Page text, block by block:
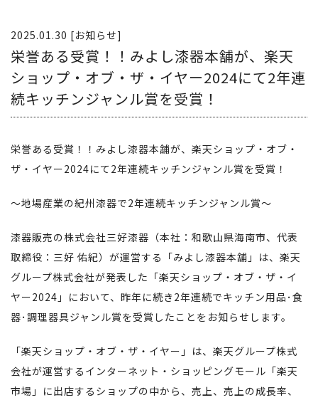
2025.01.30 [お知らせ]
栄誉ある受賞！！みよし漆器本舗が、楽天
ショップ・オブ・ザ・イヤー2024にて2年連
続キッチンジャンル賞を受賞！
栄誉ある受賞！！みよし漆器本舗が、楽天ショップ・オブ・
ザ・イヤー2024にて2年連続キッチンジャンル賞を受賞！
～地場産業の紀州漆器で2年連続キッチンジャンル賞～
漆器販売の株式会社三好漆器（本社：和歌山県海南市、代表
取締役：三好 佑紀）が運営する「みよし漆器本舗」は、楽天
グループ株式会社が発表した「楽天ショップ・オブ・ザ・イ
ヤー2024」において、昨年に続き2年連続でキッチン用品･食
器･調理器具ジャンル賞を受賞したことをお知らせします。
「楽天ショップ・オブ・ザ・イヤー」は、楽天グループ株式
会社が運営するインターネット・ショッピングモール「楽天
市場」に出店するショップの中から、売上、売上の成長率、